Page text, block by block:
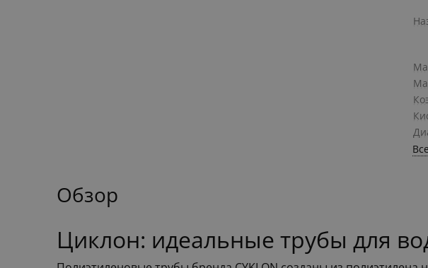
Обзор
Циклон: идеальные трубы для